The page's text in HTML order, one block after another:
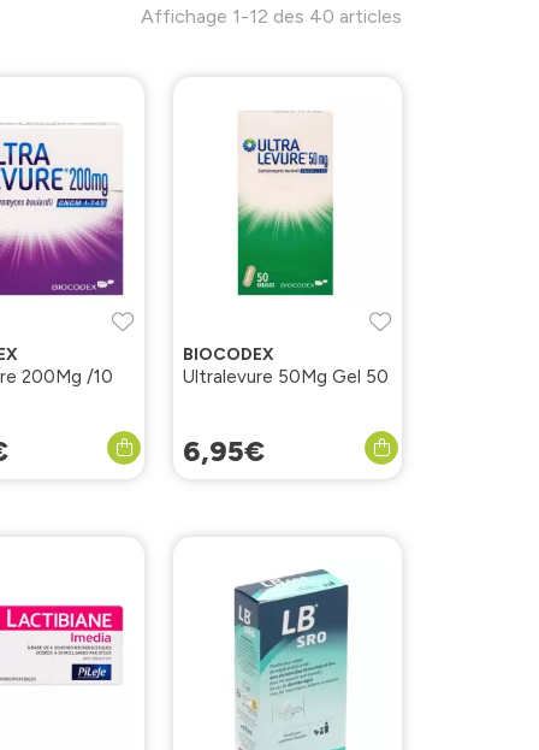
Affichage 1-12 des 40 articles
200Mg /10
BIOCODEX
Ultralevure 50Mg Gel 50
6,95€